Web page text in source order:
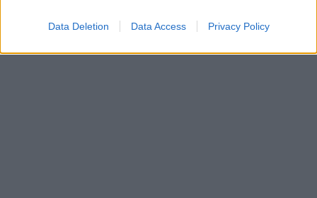
Data Deletion Data Access Privacy Policy